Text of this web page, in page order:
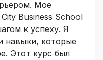
Мое
Business School
к успеху. Я
навыки, которые
Этот курс был